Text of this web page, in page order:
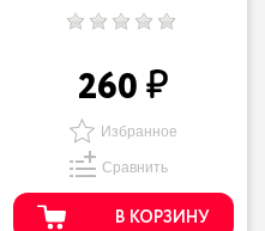
260
Избранное
Сравнить
В КОРЗИНУ